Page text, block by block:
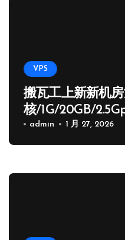
VPS
搬瓦工上新新机
核/1G/20GB/
65.89 USD
admin 1 月 27, 2026